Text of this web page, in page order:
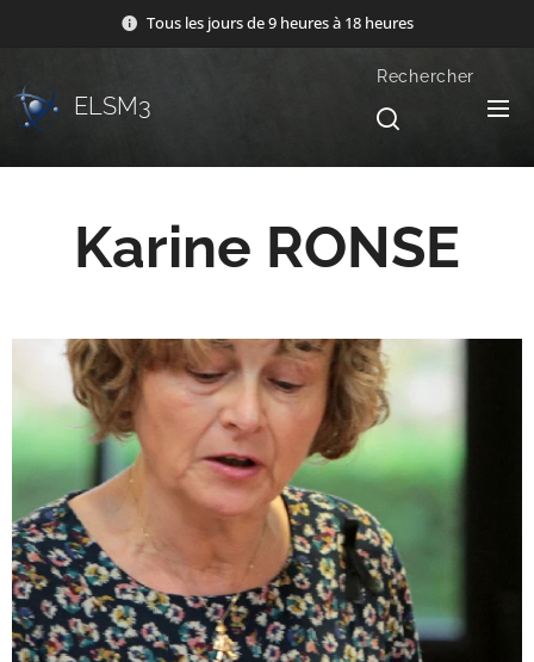
Tous les jours de 9 heures à 18 heures
ELSM3
Rechercher
Karine RONSE